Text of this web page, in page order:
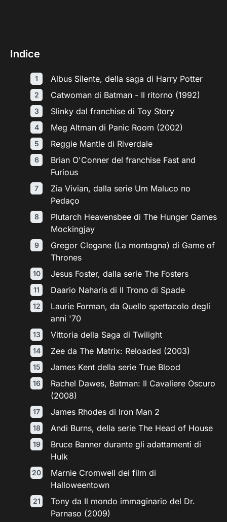
Indice
Albus Silente, della saga di Harry Potter
Catwoman di Batman - Il ritorno (1992)
Slinky dal franchise di Toy Story
Meg Altman di Panic Room (2002)
Reggie Mantle di Riverdale
Brian O'Conner del franchise Fast and
Furious
Zia Vivian, dalla serie Um Maluco no
Pedaço
Plutarch Heavensbee di The Hunger Games
Mockingjay
Gregor Clegane (La montagna) di Game of
Thrones
Jesus Foster, dalla serie The Fosters
Daario Naharis di Il Trono di Spade
Laurie Forman, da Quello spettacolo degli
anni '70
Vittoria della Saga di Twilight
Zee da The Matrix: Reloaded (2003)
James Kent della serie True Blood
Rachel Dawes, Batman: Il Cavaliere Oscuro
(2008)
James Rhodes di Iron Man 2
Andi Burns, della serie The Head of House
Bruce Banner durante gli adattamenti di
Hulk
Marnie Cromwell dei film di
Halloweentown
Tony da Il mondo immaginario del Dr.
Parnaso (2009)